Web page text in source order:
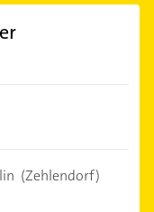
(Zehlendorf)